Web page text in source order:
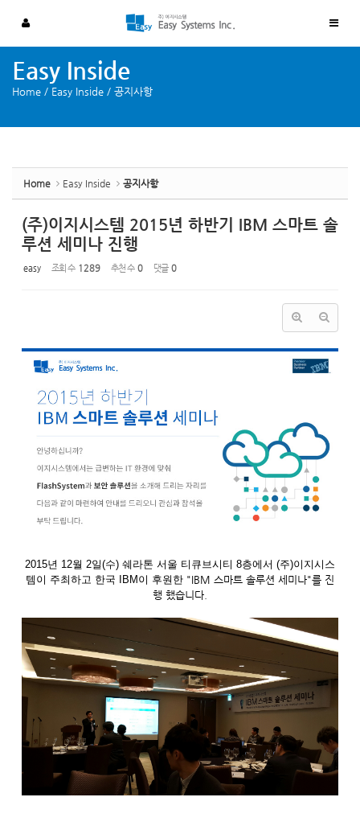
Easy Inside
Home / Easy Inside / 공지사항
Home Easy Inside 공지사항
(주)이지시스템 2015년 하반기 IBM 스마트 솔
루션 세미나 진행
easy 조회 수 1289 추천 수 0 댓글 0
2015년 12월 2일(수) 쉐라톤 서울 티큐브시티 8층에서 (주)이지시스
템이 주최하고 한국 IBM이 후원한 "IBM 스마트 솔루션 세미나"를 진
행 했습니다.